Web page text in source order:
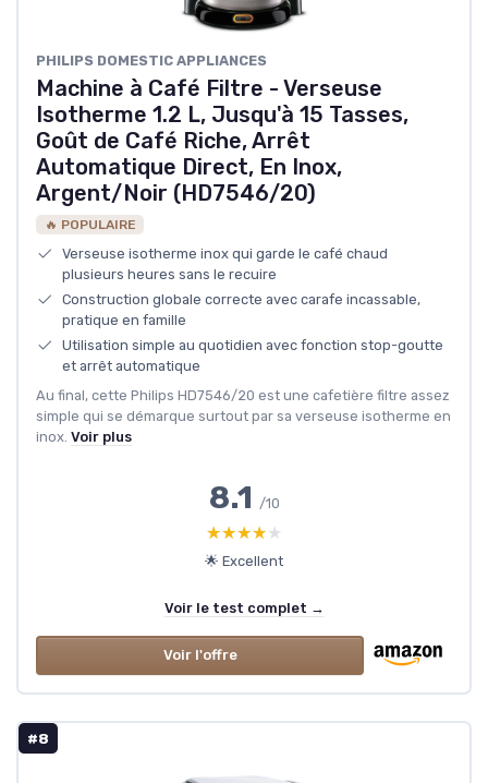
‎PHILIPS DOMESTIC APPLIANCES
Machine à Café Filtre - Verseuse
Isotherme 1.2 L, Jusqu'à 15 Tasses,
Goût de Café Riche, Arrêt
Automatique Direct, En Inox,
Argent/Noir (HD7546/20)
🔥 POPULAIRE
Verseuse isotherme inox qui garde le café chaud
plusieurs heures sans le recuire
Construction globale correcte avec carafe incassable,
pratique en famille
Utilisation simple au quotidien avec fonction stop-goutte
et arrêt automatique
Au final, cette Philips HD7546/20 est une cafetière filtre assez
simple qui se démarque surtout par sa verseuse isotherme en
inox. Voir plus
8.1 /10
★★★★★
★★★★★
🌟 Excellent
Voir le test complet →
Voir l'offre
#8